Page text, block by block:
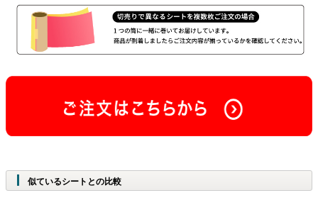
似ているシートとの比較